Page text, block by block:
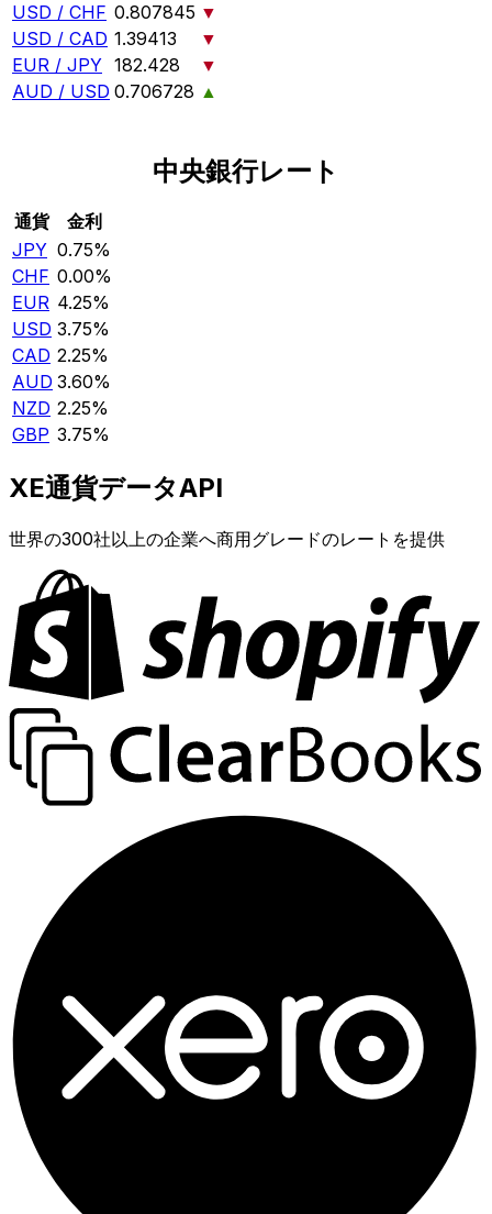
USD / CHF 0.807845 ▼
USD / CAD 1.39413
▼
EUR / JPY 182.428
▼
AUD / USD 0.706728 ▲
中央銀行レート
通貨
金利
JPY 0.75%
CHF 0.00%
EUR 4.25%
USD 3.75%
CAD 2.25%
AUD 3.60%
NZD 2.25%
GBP 3.75%
XE通貨データAPI
世界の300社以上の企業へ商用グレードのレートを提供